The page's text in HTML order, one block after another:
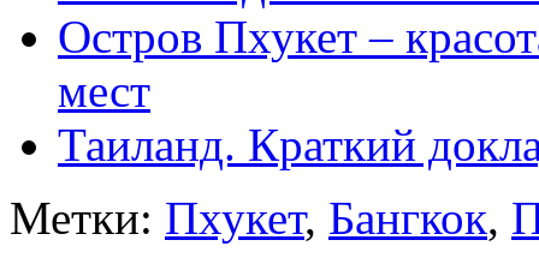
Остров Пхукет –
мест
Таиланд. Краткий
Метки: Пхукет, Бангкок,